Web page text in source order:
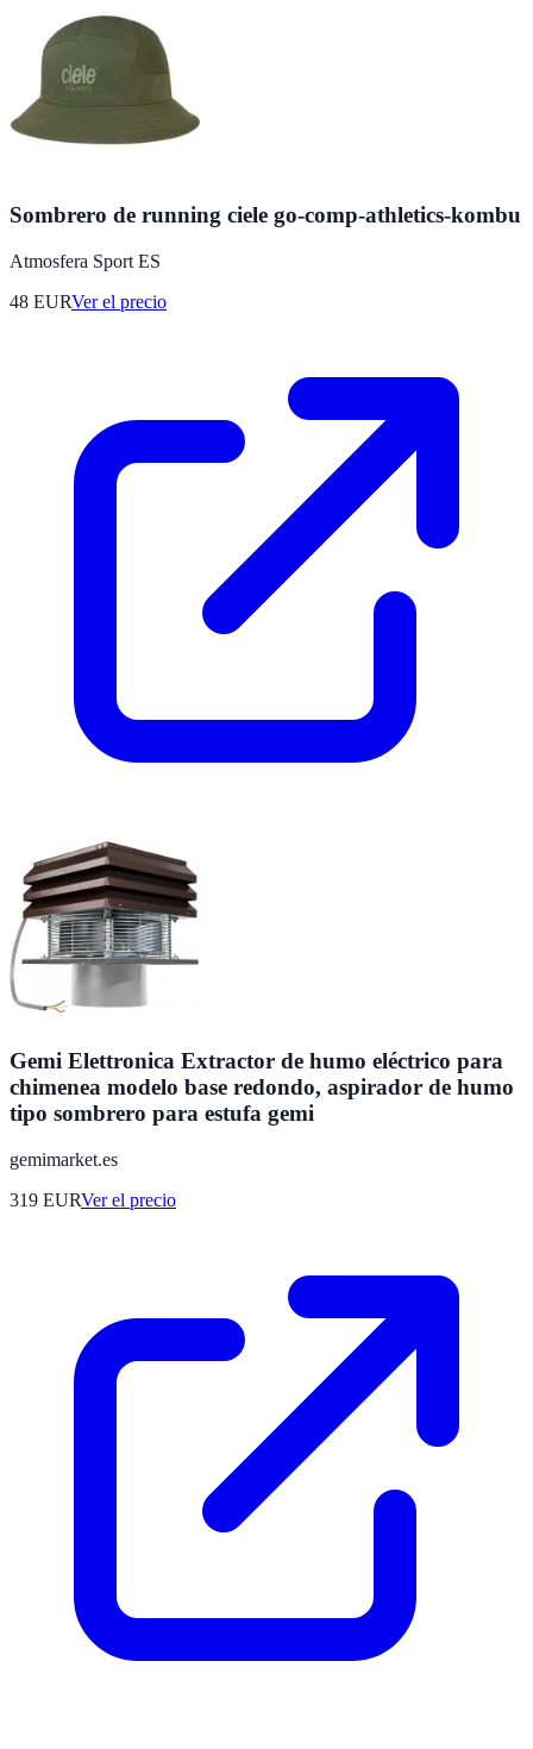
Sombrero de running ciele go-comp-athletics-kombu
Atmosfera Sport ES
48 EURVer el precio
Gemi Elettronica Extractor de humo eléctrico para
chimenea modelo base redondo, aspirador de humo
tipo sombrero para estufa gemi
gemimarket.es
319 EURVer el precio